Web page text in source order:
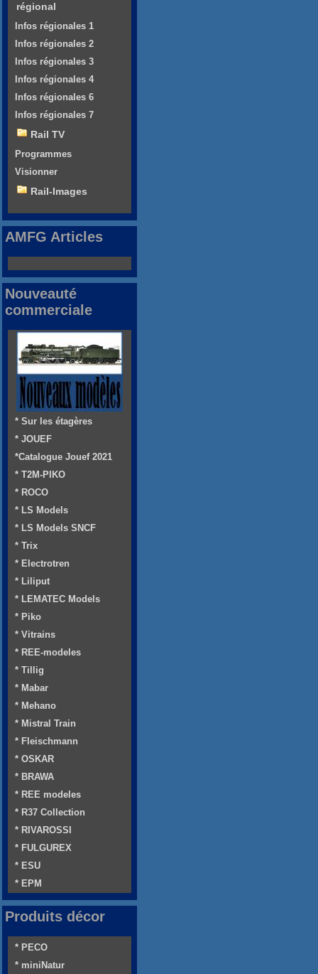
régional
Infos régionales 1
Infos régionales 2
Infos régionales 3
Infos régionales 4
Infos régionales 6
Infos régionales 7
Rail TV
Programmes
Visionner
Rail-Images
AMFG Articles
Nouveauté
commerciale
* Sur les étagères
* JOUEF
*Catalogue Jouef 2021
* T2M-PIKO
* ROCO
* LS Models
* LS Models SNCF
* Trix
* Electrotren
* Liliput
* LEMATEC Models
* Piko
* Vitrains
* REE-modeles
* Tillig
* Mabar
* Mehano
* Mistral Train
* Fleischmann
* OSKAR
* BRAWA
* REE modeles
* R37 Collection
* RIVAROSSI
* FULGUREX
* ESU
* EPM
Produits décor
* PECO
* miniNatur